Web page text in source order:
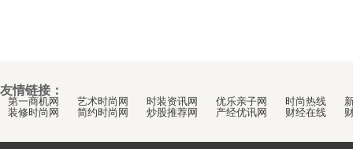
友情链接：
第一商机网 艺术时尚网 时装资讯网 优乐亲子网 时尚热线
装修时尚网
简约时尚网 炒股推荐网 产经优讯网 财经在线